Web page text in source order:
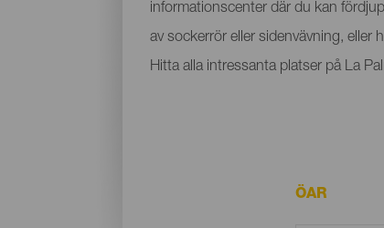
informationscenter där du kan
av sockerrör eller sidenvävning,
Hitta alla intressanta platser på La
ÖAR